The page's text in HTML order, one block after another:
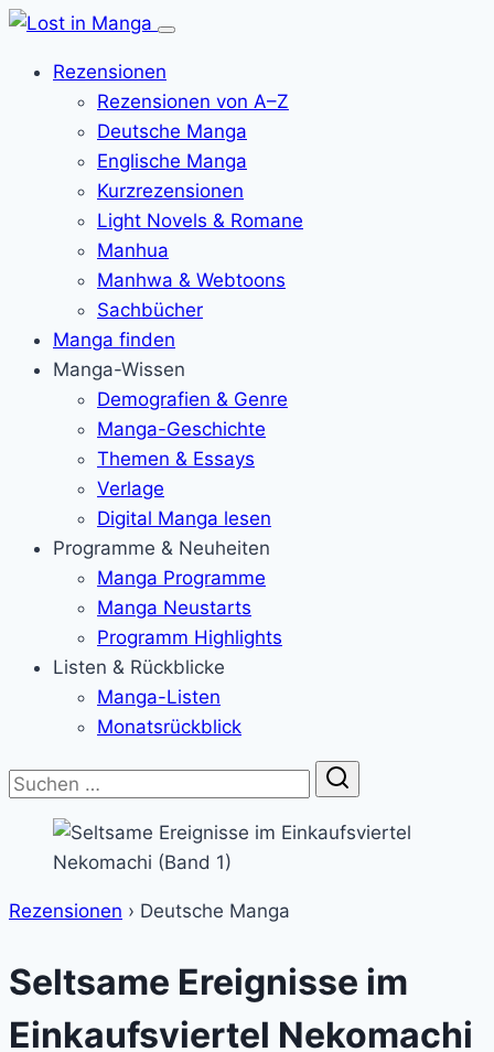
Menü
Rezensionen
Rezensionen von A–Z
Deutsche Manga
Englische Manga
Kurzrezensionen
Light Novels & Romane
Manhua
Manhwa & Webtoons
Sachbücher
Manga finden
Manga-Wissen
Demografien & Genre
Manga-Geschichte
Themen & Essays
Verlage
Digital Manga lesen
Programme & Neuheiten
Manga Programme
Manga Neustarts
Programm Highlights
Listen & Rückblicke
Manga-Listen
Monatsrückblick
Suche
Rezensionen › Deutsche Manga
Seltsame Ereignisse im
Einkaufsviertel Nekomachi